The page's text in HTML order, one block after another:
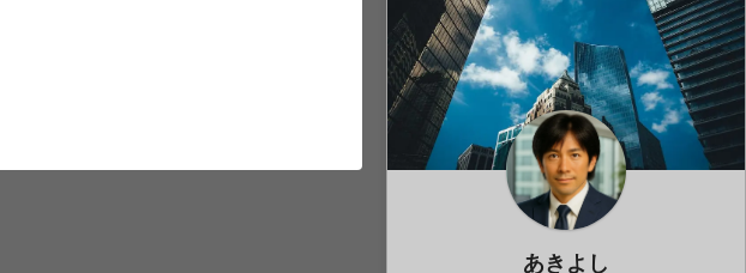
あきよし